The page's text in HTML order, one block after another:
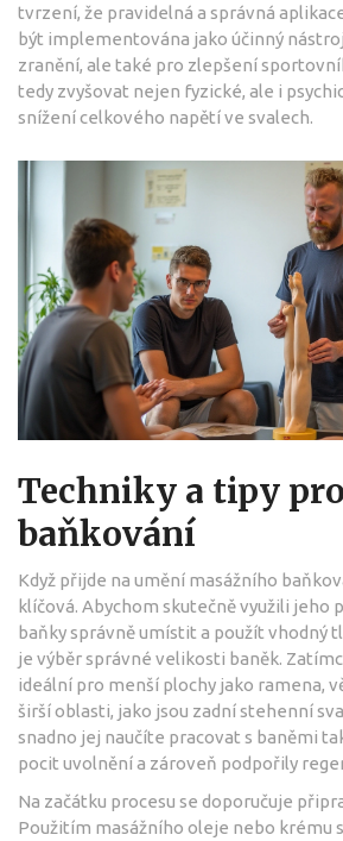
tvrzení, že pravidelná a správná
být implementována jako účinný
zranění, ale také pro zlepšení
tedy zvyšovat nejen fyzické, ale i
snížení celkového napětí ve svalech.
Techniky a tipy
baňkování
Když přijde na umění masážního
klíčová. Abychom skutečně využili jeho
baňky správně umístit a použít vhodný
je výběr správné velikosti baněk.
ideální pro menší plochy jako ramena,
širší oblasti, jako jsou zadní stehenní
snadno jej naučíte pracovat s baněmi
pocit uvolnění a zároveň podpořily
Na začátku procesu se doporučuje
Použitím masážního oleje nebo krému